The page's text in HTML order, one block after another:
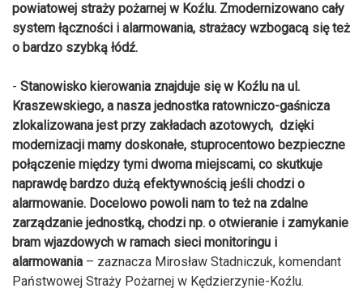
powiatowej straży pożarnej w Koźlu. Zmodernizowano cały
system łączności i alarmowania, strażacy wzbogacą się też
o bardzo szybką łódź.
- Stanowisko kierowania znajduje się w Koźlu na ul.
Kraszewskiego, a nasza jednostka ratowniczo-gaśnicza
zlokalizowana jest przy zakładach azotowych, dzięki
modernizacji mamy doskonałe, stuprocentowo bezpieczne
połączenie między tymi dwoma miejscami, co skutkuje
naprawdę bardzo dużą efektywnością jeśli chodzi o
alarmowanie. Docelowo powoli nam to też na zdalne
zarządzanie jednostką, chodzi np. o otwieranie i zamykanie
bram wjazdowych w ramach sieci monitoringu i
alarmowania – zaznacza Mirosław Stadniczuk, komendant
Państwowej Straży Pożarnej w Kędzierzynie-Koźlu.